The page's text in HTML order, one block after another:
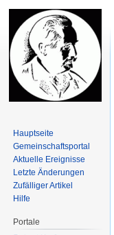
Hauptseite
Gemeinschafts­portal
Aktuelle Ereignisse
Letzte Änderungen
Zufälliger Artikel
Hilfe
Portale